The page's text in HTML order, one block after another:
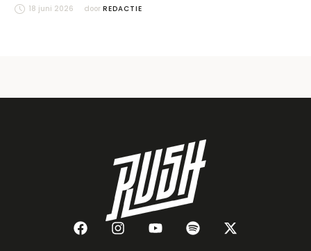
18 juni 2026 door REDACTIE